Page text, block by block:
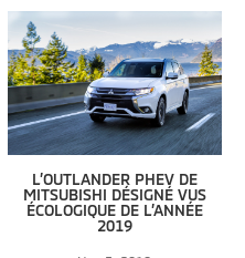
L’OUTLANDER PHEV DE
MITSUBISHI DÉSIGNÉ VUS
ÉCOLOGIQUE DE L’ANNÉE
2019